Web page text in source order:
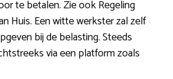
te betalen. Zie ook Regeling
Huis. Een witte werkster zal zelf
bij de belasting. Steeds
via een platform zoals